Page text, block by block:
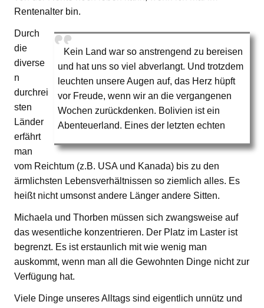
Rentenalter bin.
Kein Land war so anstrengend zu bereisen
und hat uns so viel abverlangt. Und trotzdem
leuchten unsere Augen auf, das Herz hüpft
vor Freude, wenn wir an die vergangenen
Wochen zurückdenken. Bolivien ist ein
Abenteuerland. Eines der letzten echten
Durch
die
diverse
n
durchrei
sten
Länder
erfährt
man
vom Reichtum (z.B. USA und Kanada) bis zu den
ärmlichsten Lebensverhältnissen so ziemlich alles. Es
heißt nicht umsonst andere Länger andere Sitten.
Michaela und Thorben müssen sich zwangsweise auf
das wesentliche konzentrieren. Der Platz im Laster ist
begrenzt. Es ist erstaunlich mit wie wenig man
auskommt, wenn man all die Gewohnten Dinge nicht zur
Verfügung hat.
Viele Dinge unseres Alltags sind eigentlich unnütz und